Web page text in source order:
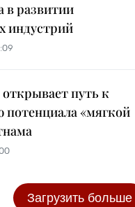
в развитии
индустрий
путь к
«мягкой
Загрузить больше